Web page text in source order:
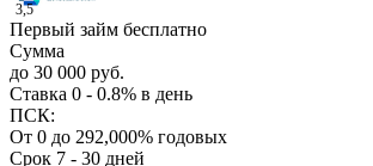
3,5
Первый займ бесплатно
Сумма
до 30 000 руб.
Ставка 0 - 0.8% в день
ПСК:
От 0 до 292,000% годовых
Срок 7 - 30 дней